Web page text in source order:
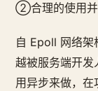
②合理的使用并
自 Epoll 网络架
越被服务端开发
用异步来做，在